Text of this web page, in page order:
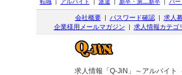
転職| アルバイト | 派遣 | 新卒・第二新卒| パー
会社概要| パスワード確認| 求人
企業様用メールマガジン | 求人情報カテゴ
求人情報「Q-JiN」～アルバイト